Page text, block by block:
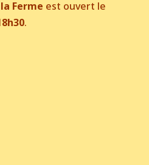
Ferme est ouvert le
.